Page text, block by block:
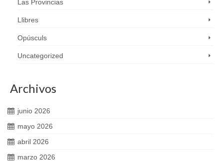
Las Provincias
Llibres
Opúsculs
Uncategorized
Archivos
junio 2026
mayo 2026
abril 2026
marzo 2026